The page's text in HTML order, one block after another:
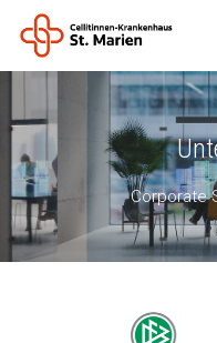
Drücken Sie
zum Schließen.
Corporate